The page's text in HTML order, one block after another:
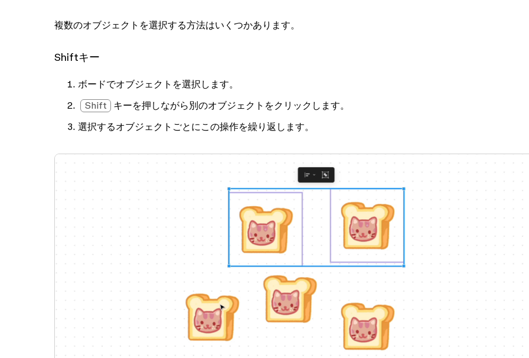
複数のオブジェクトを選択する方法はいくつかあります。
Shiftキー
ボードでオブジェクトを選択します。
Shift
キーを押しながら別のオブジェクトをクリックします。
選択するオブジェクトごとにこの操作を繰り返します。